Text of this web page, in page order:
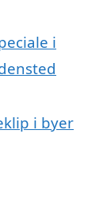
i
i byer